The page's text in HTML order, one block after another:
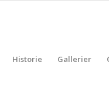
Historie Gallerier